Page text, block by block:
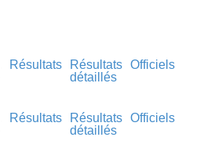
Résultats
Résultats
détaillés
Officiels
Résultats
Résultats
détaillés
Officiels